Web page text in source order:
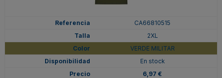
CA66810515
2XL
VERDE MILITAR
En stock
6,97 €